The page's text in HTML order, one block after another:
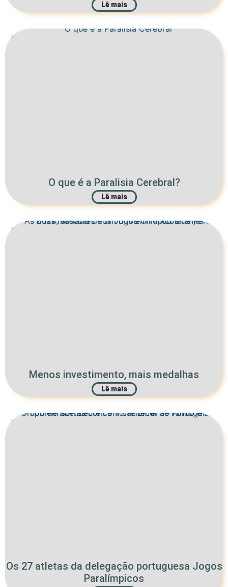
Lê mais
O que é a Paralisia Cerebral?
Lê mais
Menos investimento, mais medalhas
Lê mais
Os 27 atletas da delegação portuguesa Jogos
Paralímpicos